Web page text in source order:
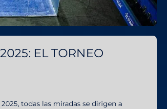
EL TORNEO
todas las miradas se dirigen a